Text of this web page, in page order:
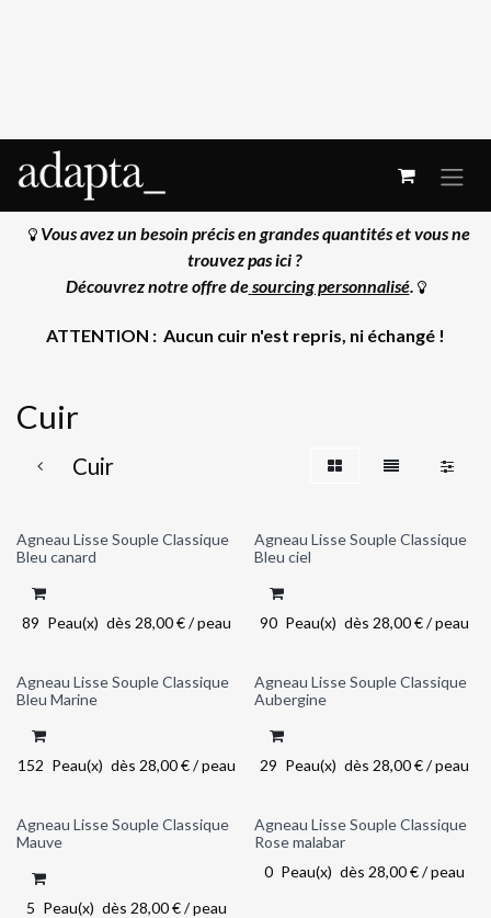
Vous avez un besoin précis en grandes quantités et vous ne
trouvez pas ici ?
Découvrez notre offre desourcing personnalisé.
ATTENTION : Aucun cuir n'est repris, ni échangé !
Cuir
Cuir
Nouveau!
Agneau Lisse Souple Classique
Bleu canard
89 Peau(x) dès 28,00€/peau
Nouveau!
Agneau Lisse Souple Classique
Bleu ciel
90 Peau(x) dès 28,00€/peau
Nouveau!
Agneau Lisse Souple Classique
Bleu Marine
152 Peau(x) dès 28,00€/peau
Nouveau!
Agneau Lisse Souple Classique
Aubergine
29 Peau(x) dès 28,00€/peau
Nouveau!
Agneau Lisse Souple Classique
Mauve
5 Peau(x) dès 28,00€/peau
Out of stock
Agneau Lisse Souple Classique
Rose malabar
0 Peau(x) dès 28,00€/peau